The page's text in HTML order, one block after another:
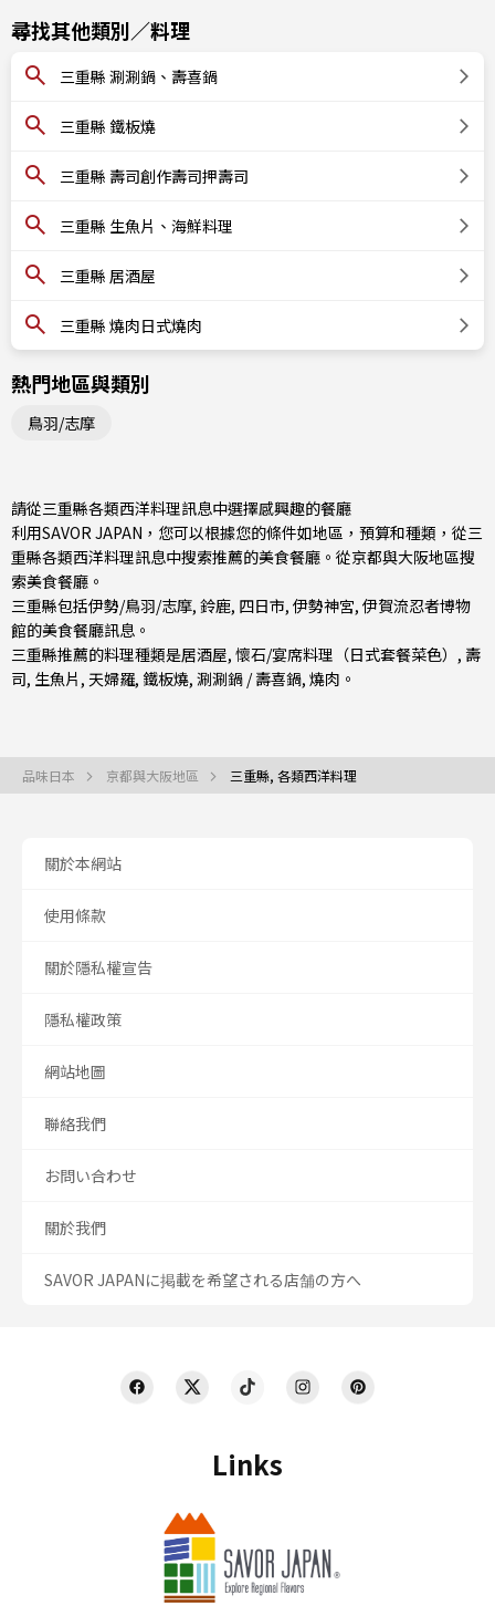
尋找其他類別／料理
三重縣 涮涮鍋、壽喜鍋
三重縣 鐵板燒
三重縣 壽司創作壽司押壽司
三重縣 生魚片、海鮮料理
三重縣 居酒屋
三重縣 燒肉日式燒肉
熱門地區與類別
鳥羽/志摩
請從三重縣各類西洋料理訊息中選擇感興趣的餐廳
利用SAVOR JAPAN，您可以根據您的條件如地區，預算和種類，從三
重縣各類西洋料理訊息中搜索推薦的美食餐廳。從京都與大阪地區搜
索美食餐廳。
三重縣包括伊勢/鳥羽/志摩, 鈴鹿, 四日市, 伊勢神宮, 伊賀流忍者博物
館的美食餐廳訊息。
三重縣推薦的料理種類是居酒屋, 懷石/宴席料理（日式套餐菜色） , 壽
司, 生魚片 , 天婦羅, 鐵板燒, 涮涮鍋 / 壽喜鍋, 燒肉 。
品味日本 京都與大阪地區 三重縣, 各類西洋料理
Links
關於本網站
使用條款
關於隱私權宣告
隱私權政策
網站地圖
聯絡我們
お問い合わせ
關於我們
SAVOR JAPANに掲載を希望される店舗の方へ